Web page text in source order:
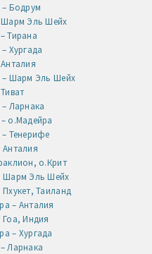
Бодрум
Шарм Эль Шейх
Тирана
Хургада
– Шарм Эль Шейх
Ларнака
о.Мадейра
Тенерифе
о.Крит
Шарм Эль Шейх
Таиланд
– Анталия
Индия
– Хургада
Ларнака